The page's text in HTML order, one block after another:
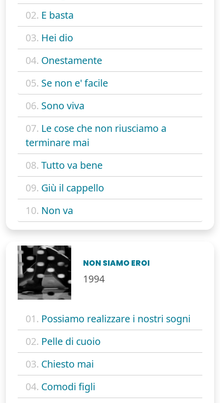
02. E basta
03. Hei dio
04. Onestamente
05. Se non e' facile
06. Sono viva
07. Le cose che non riusciamo a
terminare mai
08. Tutto va bene
09. Giù il cappello
10. Non va
NON SIAMO EROI
1994
01. Possiamo realizzare i nostri sogni
02. Pelle di cuoio
03. Chiesto mai
04. Comodi figli